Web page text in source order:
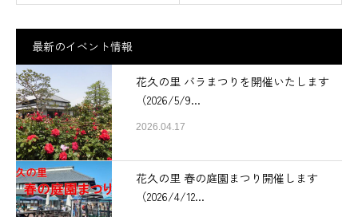
最新のイベント情報
花久の里 バラまつりを開催いたします
（2026/5/9...
2026.04.17
花久の里 春の庭園まつり開催します
（2026/4/12...